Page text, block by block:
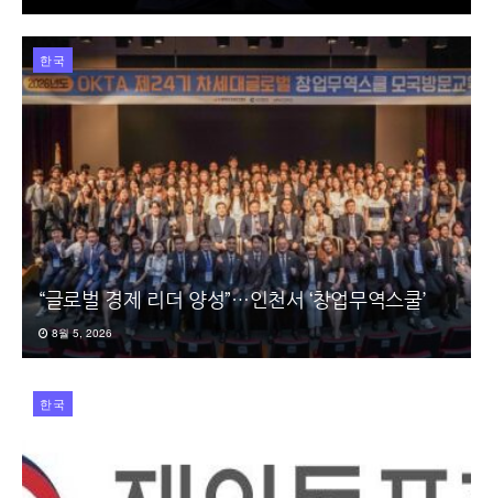
한국
“글로벌 경제 리더 양성”…인천서 ‘창업무역스쿨’
8월 5, 2026
한국